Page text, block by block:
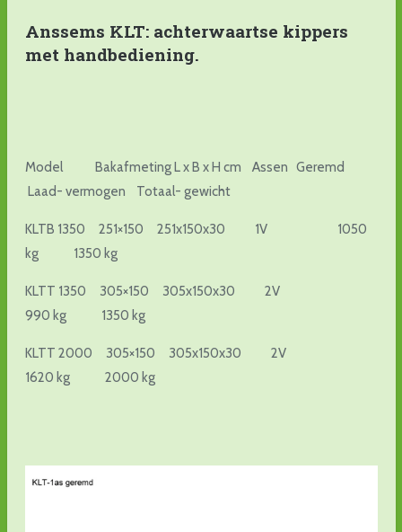
Anssems KLT: achterwaartse kippers
met handbediening.
Model Bakafmeting L x B x H cm Assen Geremd
Laad- vermogen Totaal- gewicht
KLTB 1350 251×150 251x150x30 1V 1050
kg 1350 kg
KLTT 1350 305×150 305x150x30 2V
990 kg 1350 kg
KLTT 2000 305×150 305x150x30 2V
1620 kg 2000 kg